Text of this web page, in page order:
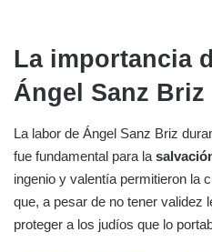
La importancia
Ángel Sanz Briz
La labor de Ángel Sanz Briz
fue fundamental para la
ingenio y valentía permitieron la
que, a pesar de no tener validez
proteger a los judíos que lo